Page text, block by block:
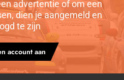
advertentie of om een
dien je aangemeld en
te zijn
account aan